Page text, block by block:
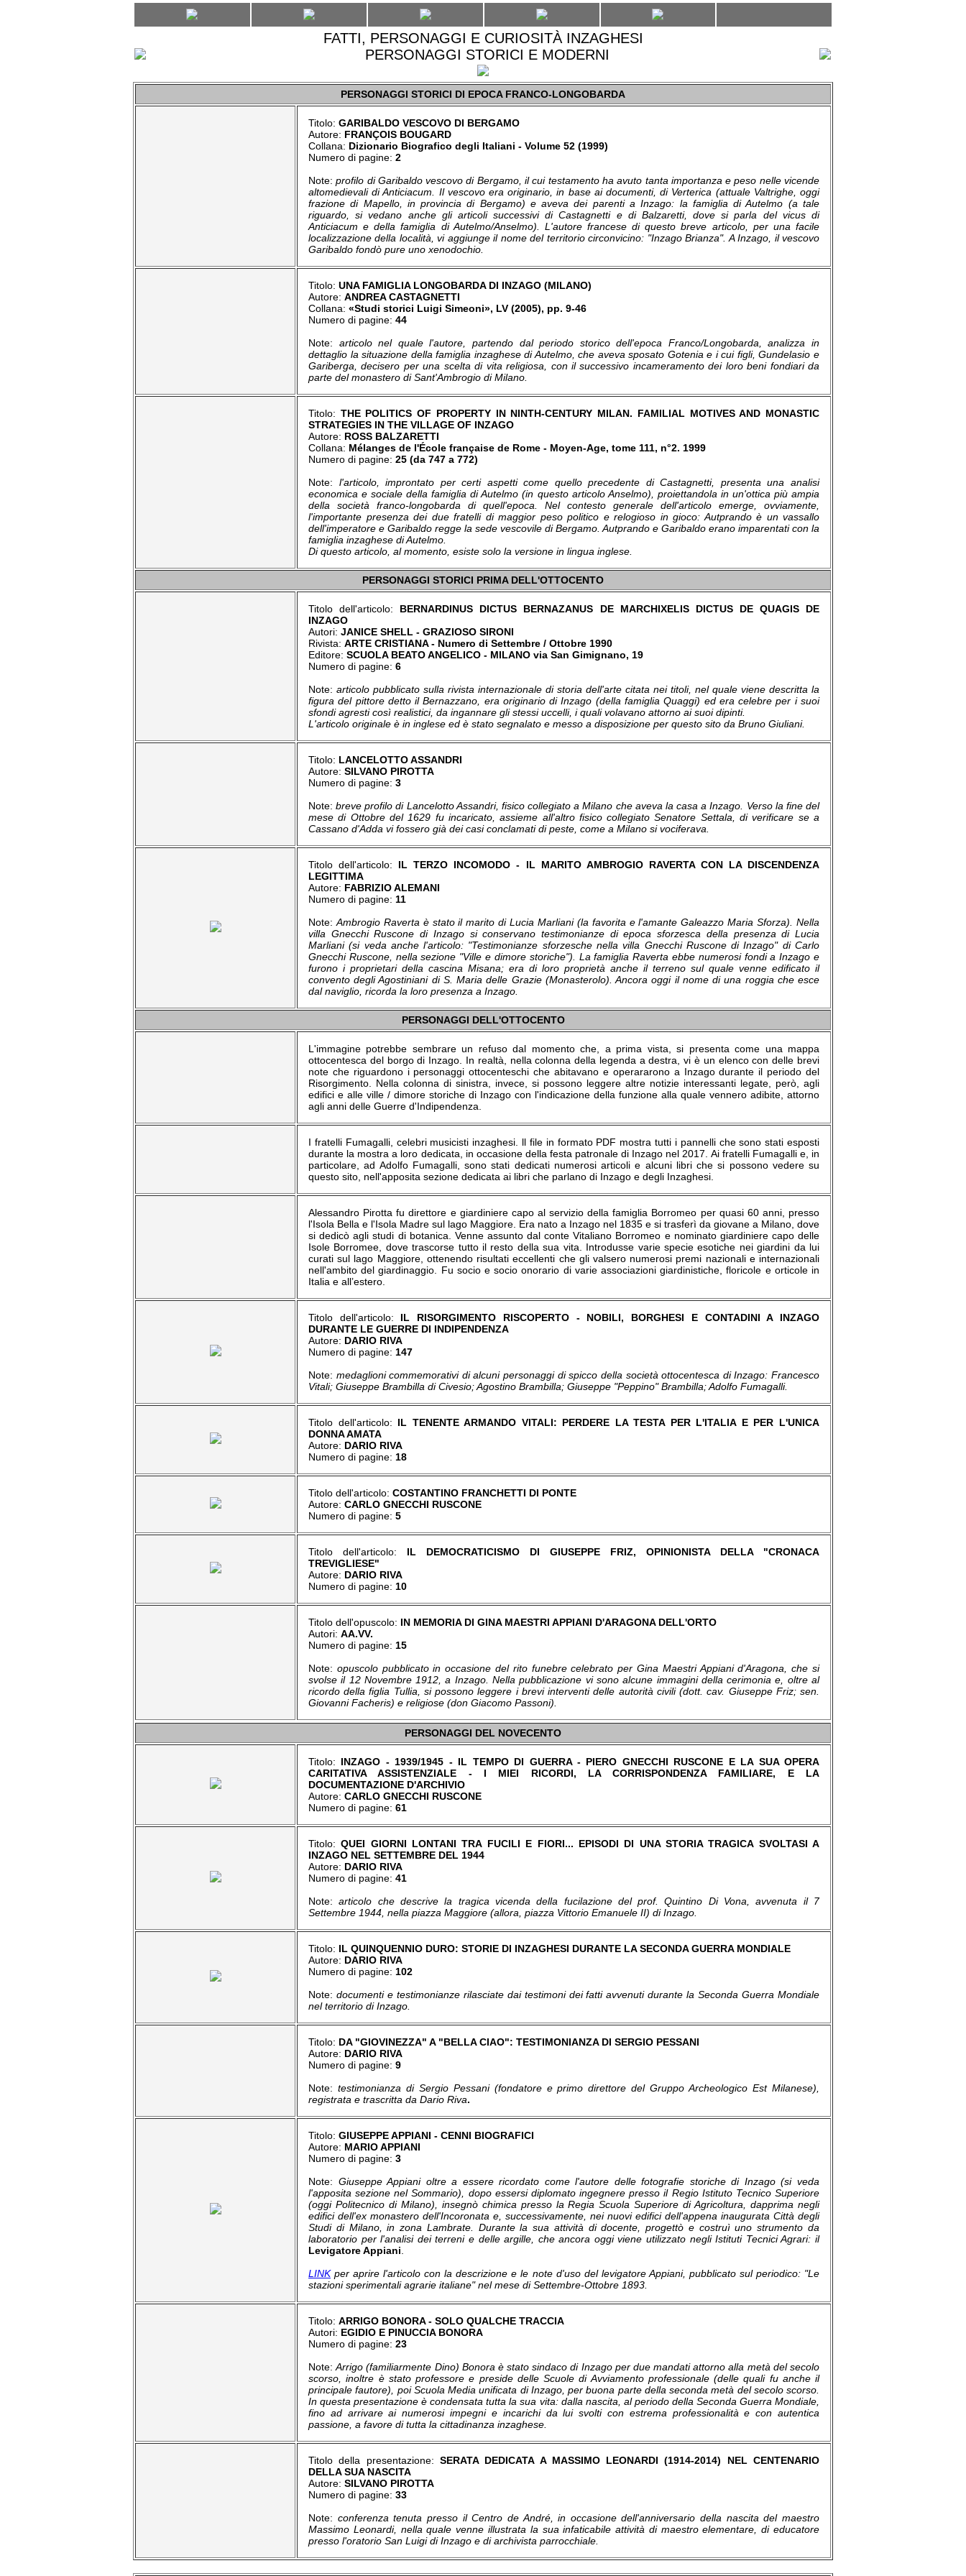
FATTI, PERSONAGGI E CURIOSITÀ INZAGHESI
PERSONAGGI STORICI E MODERNI
PERSONAGGI STORICI DI EPOCA FRANCO-LONGOBARDA
Titolo: GARIBALDO VESCOVO DI BERGAMO
Autore: FRANÇOIS BOUGARD
Collana: Dizionario Biografico degli Italiani - Volume 52 (1999)
Numero di pagine: 2
Note:profilo di Garibaldo vescovo di Bergamo, il cui testamento ha avuto tanta importanza e peso nelle vicende
altomedievali di Anticiacum. Il vescovo era originario, in base ai documenti, di Verterica (attuale Valtrighe, oggi
frazione di Mapello, in provincia di Bergamo) e aveva dei parenti a Inzago: la famiglia di Autelmo (a tale
riguardo, si vedano anche gli articoli successivi di Castagnetti e di Balzaretti, dove si parla del vicus di
Anticiacum e della famiglia di Autelmo/Anselmo). L'autore francese di questo breve articolo, per una facile
localizzazione della località, vi aggiunge il nome del territorio circonvicino: "Inzago Brianza". A Inzago, il vescovo
Garibaldo fondò pure uno xenodochio.
Titolo: UNA FAMIGLIA LONGOBARDA DI INZAGO (MILANO)
Autore: ANDREA CASTAGNETTI
Collana: «Studi storici Luigi Simeoni», LV (2005), pp. 9-46
Numero di pagine: 44
Note: articolo nel quale l'autore, partendo dal periodo storico dell'epoca Franco/Longobarda, analizza in
dettaglio la situazione della famiglia inzaghese di Autelmo, che aveva sposato Gotenia e i cui figli, Gundelasio e
Gariberga, decisero per una scelta di vita religiosa, con il successivo incameramento dei loro beni fondiari da
parte del monastero di Sant'Ambrogio di Milano.
Titolo: THE POLITICS OF PROPERTY IN NINTH-CENTURY MILAN. FAMILIAL MOTIVES AND MONASTIC
STRATEGIES IN THE VILLAGE OF INZAGO
Autore: ROSS BALZARETTI
Collana: Mélanges de l'École française de Rome - Moyen-Age, tome 111, n°2. 1999
Numero di pagine: 25 (da 747 a 772)
Note: l'articolo, improntato per certi aspetti come quello precedente di Castagnetti, presenta una analisi
economica e sociale della famiglia di Autelmo (in questo articolo Anselmo), proiettandola in un'ottica più ampia
della società franco-longobarda di quell'epoca. Nel contesto generale dell'articolo emerge, ovviamente,
l'importante presenza dei due fratelli di maggior peso politico e relogioso in gioco: Autprando è un vassallo
dell'imperatore e Garibaldo regge la sede vescovile di Bergamo. Autprando e Garibaldo erano imparentati con la
famiglia inzaghese di Autelmo.
Di questo articolo, al momento, esiste solo la versione in lingua inglese.
PERSONAGGI STORICI PRIMA DELL'OTTOCENTO
Titolo dell'articolo: BERNARDINUS DICTUS BERNAZANUS DE MARCHIXELIS DICTUS DE QUAGIS DE
INZAGO
Autori: JANICE SHELL - GRAZIOSO SIRONI
Rivista: ARTE CRISTIANA - Numero di Settembre / Ottobre 1990
Editore: SCUOLA BEATO ANGELICO - MILANO via San Gimignano, 19
Numero di pagine: 6
Note: articolo pubblicato sulla rivista internazionale di storia dell'arte citata nei titoli, nel quale viene descritta la
figura del pittore detto il Bernazzano, era originario di Inzago (della famiglia Quaggi) ed era celebre per i suoi
sfondi agresti così realistici, da ingannare gli stessi uccelli, i quali volavano attorno ai suoi dipinti.
L'articolo originale è in inglese ed è stato segnalato e messo a disposizione per questo sito da Bruno Giuliani.
Titolo: LANCELOTTO ASSANDRI
Autore: SILVANO PIROTTA
Numero di pagine: 3
Note:breve profilo di Lancelotto Assandri, fisico collegiato a Milano che aveva la casa a Inzago. Verso la fine del
mese di Ottobre del 1629 fu incaricato, assieme all'altro fisico collegiato Senatore Settala, di verificare se a
Cassano d'Adda vi fossero già dei casi conclamati di peste, come a Milano si vociferava.
Titolo dell'articolo: IL TERZO INCOMODO - IL MARITO AMBROGIO RAVERTA CON LA DISCENDENZA
LEGITTIMA
Autore: FABRIZIO ALEMANI
Numero di pagine: 11
Note: Ambrogio Raverta è stato il marito di Lucia Marliani (la favorita e l'amante Galeazzo Maria Sforza). Nella
villa Gnecchi Ruscone di Inzago si conservano testimonianze di epoca sforzesca della presenza di Lucia
Marliani (si veda anche l'articolo: "Testimonianze sforzesche nella villa Gnecchi Ruscone di Inzago" di Carlo
Gnecchi Ruscone, nella sezione "Ville e dimore storiche"). La famiglia Raverta ebbe numerosi fondi a Inzago e
furono i proprietari della cascina Misana; era di loro proprietà anche il terreno sul quale venne edificato il
convento degli Agostiniani di S. Maria delle Grazie (Monasterolo). Ancora oggi il nome di una roggia che esce
dal naviglio, ricorda la loro presenza a Inzago.
PERSONAGGI DELL'OTTOCENTO
L'immagine potrebbe sembrare un refuso dal momento che, a prima vista, si presenta come una mappa
ottocentesca del borgo di Inzago. In realtà, nella colonna della legenda a destra, vi è un elenco con delle brevi
note che riguardono i personaggi ottocenteschi che abitavano e operararono a Inzago durante il periodo del
Risorgimento. Nella colonna di sinistra, invece, si possono leggere altre notizie interessanti legate, però, agli
edifici e alle ville / dimore storiche di Inzago con l'indicazione della funzione alla quale vennero adibite, attorno
agli anni delle Guerre d'Indipendenza.
I fratelli Fumagalli, celebri musicisti inzaghesi. ll file in formato PDF mostra tutti i pannelli che sono stati esposti
durante la mostra a loro dedicata, in occasione della festa patronale di Inzago nel 2017. Ai fratelli Fumagalli e, in
particolare, ad Adolfo Fumagalli, sono stati dedicati numerosi articoli e alcuni libri che si possono vedere su
questo sito, nell'apposita sezione dedicata ai libri che parlano di Inzago e degli Inzaghesi.
Alessandro Pirotta fu direttore e giardiniere capo al servizio della famiglia Borromeo per quasi 60 anni, presso
l'Isola Bella e l'Isola Madre sul lago Maggiore. Era nato a Inzago nel 1835 e si trasferì da giovane a Milano, dove
si dedicò agli studi di botanica. Venne assunto dal conte Vitaliano Borromeo e nominato giardiniere capo delle
Isole Borromee, dove trascorse tutto il resto della sua vita. Introdusse varie specie esotiche nei giardini da lui
curati sul lago Maggiore, ottenendo risultati eccellenti che gli valsero numerosi premi nazionali e internazionali
nell'ambito del giardinaggio. Fu socio e socio onorario di varie associazioni giardinistiche, floricole e orticole in
Italia e all’estero.
Titolo dell'articolo: IL RISORGIMENTO RISCOPERTO - NOBILI, BORGHESI E CONTADINI A INZAGO
DURANTE LE GUERRE DI INDIPENDENZA
Autore: DARIO RIVA
Numero di pagine: 147
Note: medaglioni commemorativi di alcuni personaggi di spicco della società ottocentesca di Inzago: Francesco
Vitali; Giuseppe Brambilla di Civesio; Agostino Brambilla; Giuseppe "Peppino" Brambilla; Adolfo Fumagalli.
Titolo dell'articolo: IL TENENTE ARMANDO VITALI: PERDERE LA TESTA PER L'ITALIA E PER L'UNICA
DONNA AMATA
Autore: DARIO RIVA
Numero di pagine: 18
Titolo dell'articolo: COSTANTINO FRANCHETTI DI PONTE
Autore: CARLO GNECCHI RUSCONE
Numero di pagine: 5
Titolo dell'articolo: IL DEMOCRATICISMO DI GIUSEPPE FRIZ, OPINIONISTA DELLA "CRONACA
TREVIGLIESE"
Autore: DARIO RIVA
Numero di pagine: 10
Titolo dell'opuscolo: IN MEMORIA DI GINA MAESTRI APPIANI D'ARAGONA DELL'ORTO
Autori: AA.VV.
Numero di pagine: 15
Note: opuscolo pubblicato in occasione del rito funebre celebrato per Gina Maestri Appiani d'Aragona, che si
svolse il 12 Novembre 1912, a Inzago. Nella pubblicazione vi sono alcune immagini della cerimonia e, oltre al
ricordo della figlia Tullia, si possono leggere i brevi interventi delle autorità civili (dott. cav. Giuseppe Friz; sen.
Giovanni Facheris) e religiose (don Giacomo Passoni).
PERSONAGGI DEL NOVECENTO
Titolo: INZAGO - 1939/1945 - IL TEMPO DI GUERRA - PIERO GNECCHI RUSCONE E LA SUA OPERA
CARITATIVA ASSISTENZIALE - I MIEI RICORDI, LA CORRISPONDENZA FAMILIARE, E LA
DOCUMENTAZIONE D'ARCHIVIO
Autore: CARLO GNECCHI RUSCONE
Numero di pagine: 61
Titolo:QUEI GIORNI LONTANI TRA FUCILI E FIORI... EPISODI DI UNA STORIA TRAGICA SVOLTASI A
INZAGO NEL SETTEMBRE DEL 1944
Autore: DARIO RIVA
Numero di pagine: 41
Note:articolo che descrive la tragica vicenda della fucilazione del prof. Quintino Di Vona, avvenuta il 7
Settembre 1944, nella piazza Maggiore (allora, piazza Vittorio Emanuele II) di Inzago.
Titolo: IL QUINQUENNIO DURO: STORIE DI INZAGHESI DURANTE LA SECONDA GUERRA MONDIALE
Autore: DARIO RIVA
Numero di pagine: 102
Note: documenti e testimonianze rilasciate dai testimoni dei fatti avvenuti durante la Seconda Guerra Mondiale
nel territorio di Inzago.
Titolo: DA "GIOVINEZZA" A "BELLA CIAO": TESTIMONIANZA DI SERGIO PESSANI
Autore: DARIO RIVA
Numero di pagine: 9
Note: testimonianza di Sergio Pessani (fondatore e primo direttore del Gruppo Archeologico Est Milanese),
registrata e trascritta da Dario Riva.
Titolo: GIUSEPPE APPIANI - CENNI BIOGRAFICI
Autore: MARIO APPIANI
Numero di pagine: 3
Note: Giuseppe Appiani oltre a essere ricordato come l'autore delle fotografie storiche di Inzago (si veda
l'apposita sezione nel Sommario), dopo essersi diplomato ingegnere presso il Regio Istituto Tecnico Superiore
(oggi Politecnico di Milano), insegnò chimica presso la Regia Scuola Superiore di Agricoltura, dapprima negli
edifici dell'ex monastero dell'Incoronata e, successivamente, nei nuovi edifici dell'appena inaugurata Città degli
Studi di Milano, in zona Lambrate. Durante la sua attività di docente, progettò e costruì uno strumento da
laboratorio per l'analisi dei terreni e delle argille, che ancora oggi viene utilizzato negli Istituti Tecnici Agrari: il
Levigatore Appiani
LINKper aprire l'articolo con la descrizione e le note d'uso del levigatore Appiani, pubblicato sul periodico: "Le
stazioni sperimentali agrarie italiane" nel mese di Settembre-Ottobre 1893.
Titolo: ARRIGO BONORA - SOLO QUALCHE TRACCIA
Autori: EGIDIO E PINUCCIA BONORA
Numero di pagine: 23
Note:Arrigo (familiarmente Dino) Bonora è stato sindaco di Inzago per due mandati attorno alla metà del secolo
scorso, inoltre è stato professore e preside delle Scuole di Avviamento professionale (delle quali fu anche il
principale fautore), poi Scuola Media unificata di Inzago, per buona parte della seconda metà del secolo scorso.
In questa presentazione è condensata tutta la sua vita: dalla nascita, al periodo della Seconda Guerra Mondiale,
fino ad arrivare ai numerosi impegni e incarichi da lui svolti con estrema professionalità e con autentica
passione, a favore di tutta la cittadinanza inzaghese.
Titolo della presentazione: SERATA DEDICATA A MASSIMO LEONARDI (1914-2014) NEL CENTENARIO
DELLA SUA NASCITA
Autore: SILVANO PIROTTA
Numero di pagine: 33
Note: conferenza tenuta presso il Centro de André, in occasione dell'anniversario della nascita del maestro
Massimo Leonardi, nella quale venne illustrata la sua infaticabile attività di maestro elementare, di educatore
presso l'oratorio San Luigi di Inzago e di archivista parrocchiale.